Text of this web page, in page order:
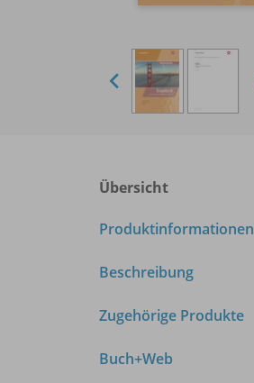
Übersicht
Produktinformationen
Beschreibung
Zugehörige Produkte
Buch+Web